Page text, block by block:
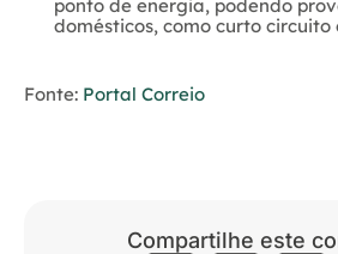
ponto de energia, podendo
domésticos, como curto circuito
Fonte: Portal Correio
Compartilhe este